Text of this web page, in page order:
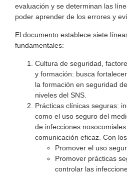
evaluación y se determinan las
poder aprender de los errores y
El documento establece siete
fundamentales:
Cultura de seguridad,
y formación: busca
la formación en seguridad
niveles del SNS.
Prácticas clínicas seguras:
como el uso seguro del
de infecciones
comunicación eficaz. Con
Promover el uso
Promover prácticas
controlar las